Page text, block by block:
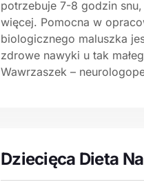
potrzebuje 7-8 godzin
więcej. Pomocna w
biologicznego maluszka
zdrowe nawyki u tak
Wawrzaszek –
Dziecięca Dieta